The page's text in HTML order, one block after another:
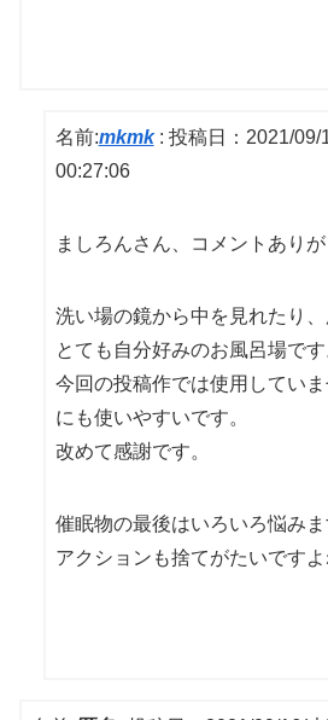
名前:mkmk: 投稿日：2021/09/
00:27:06
ましろんさん、コメントありが
洗い場の鏡から中を見れたり、
とても自分好みのお風呂場です
今回の投稿作では使用してい
にも使いやすいです。
改めて感謝です。
催眠物の最後はいろいろ悩み
アクションも捨てがたいです